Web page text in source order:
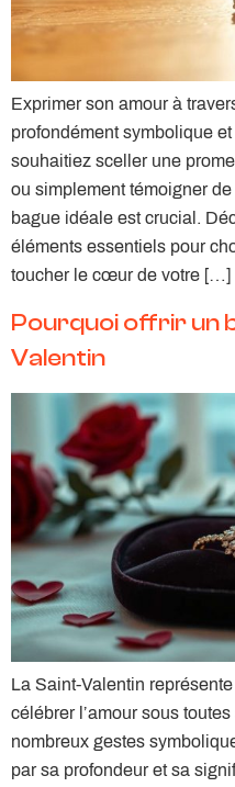
Exprimer son amour à
profondément symbolique
souhaitiez sceller une
ou simplement témoigner
bague idéale est crucial.
éléments essentiels pour
toucher le cœur de votre […]
Pourquoi offrir un
Valentin
La Saint-Valentin
célébrer l’amour sous
nombreux gestes
par sa profondeur et sa